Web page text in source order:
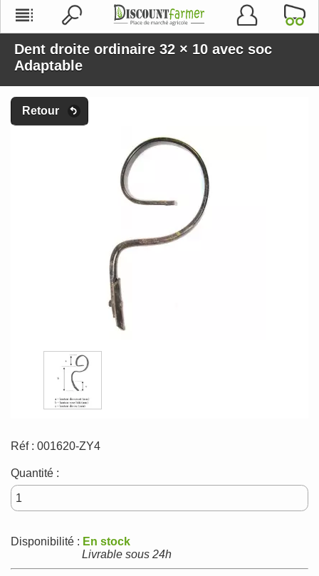
Dent droite ordinaire 32 × 10 avec soc
Adaptable
Retour
Réf : 001620-ZY4
Quantité :
Disponibilité : En stock
Livrable sous 24h